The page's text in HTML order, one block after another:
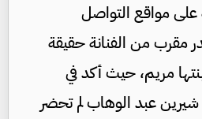
على مواقع التواصل
من الفنانة حقيقة
مريم، حيث أكد في
عبد الوهاب لم تحضر